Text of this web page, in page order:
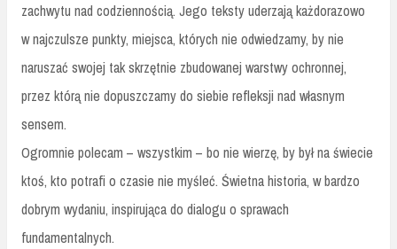
zachwytu nad codziennością. Jego teksty uderzają każdorazowo
w najczulsze punkty, miejsca, których nie odwiedzamy, by nie
naruszać swojej tak skrzętnie zbudowanej warstwy ochronnej,
przez którą nie dopuszczamy do siebie refleksji nad własnym
sensem.
Ogromnie polecam – wszystkim – bo nie wierzę, by był na świecie
ktoś, kto potrafi o czasie nie myśleć. Świetna historia, w bardzo
dobrym wydaniu, inspirująca do dialogu o sprawach
fundamentalnych.